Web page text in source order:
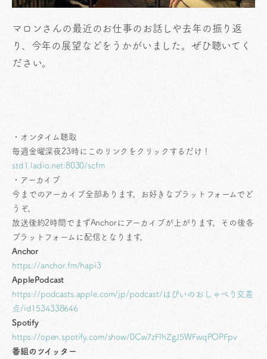
マロンさんの最近のお仕事のお話しや去年の振り返
り、今年の展望などをうかがいました。ぜひ聴いてく
ださい。
・オンタイム聴取
毎週金曜深夜23時にこのリンクをクリックするだけ！
std1.ladio.net:8030/scfm
・アーカイブ
今までのアーカイブ全部あります。お好きなプラットフォームでど
うぞ。
放送後約2時間でまずAnchorにアーカイブが上がります。その後各
プラットフォームに配信となります。
Anchor
https://anchor.fm/hapi3
ApplePodcast
https://podcasts.apple.com/jp/podcast/はぴいのおしゃべり交差
点/id1534338646
Spotify
https://open.spotify.com/show/0Cw7zFIhZgJ5WFwqPOPFpv
番組のツイッター